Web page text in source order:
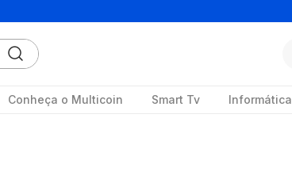
Conheça o Multicoin Smart Tv Informática